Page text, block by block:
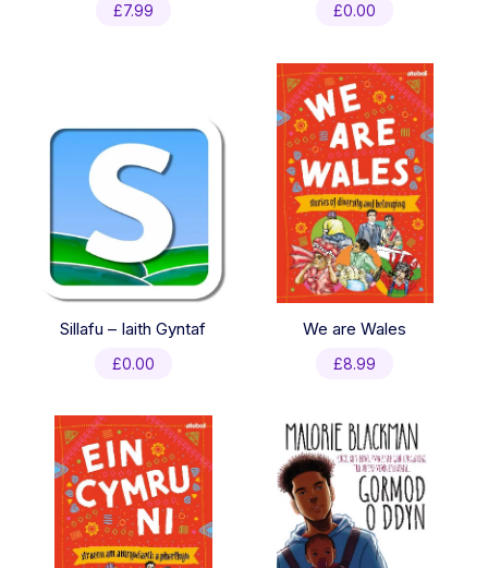
£7.99 £0.00
Sillafu – Iaith Gyntaf
£0.00
We are Wales
£8.99